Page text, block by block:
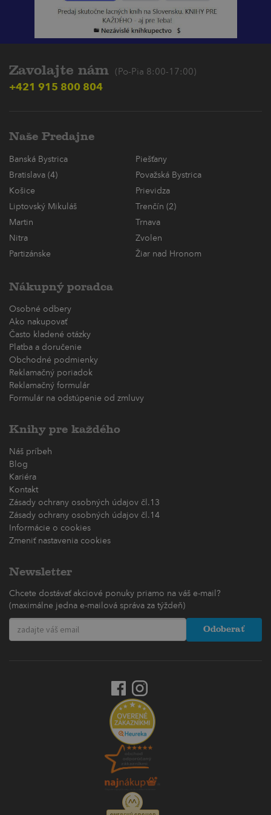
Zavolajte nám (Po-Pia 8:00-17:00)
+421 915 800 804
Naše Predajne
Banská Bystrica
Piešťany
Bratislava (4)
Považská Bystrica
Košice
Prievidza
Liptovský Mikuláš
Trenčín (2)
Martin
Trnava
Nitra
Zvolen
Partizánske
Žiar nad Hronom
Nákupný poradca
Osobné odbery
Ako nakupovať
Často kladené otázky
Platba a doručenie
Obchodné podmienky
Reklamačný poriadok
Reklamačný formulár
Formulár na odstúpenie od zmluvy
Knihy pre každého
Náš príbeh
Blog
Kariéra
Kontakt
Zásady ochrany osobných údajov čl.13
Zásady ochrany osobných údajov čl.14
Informácie o cookies
Zmeniť nastavenia cookies
Newsletter
Chcete dostávať akciové ponuky priamo na váš e-mail?
(maximálne jedna e-mailová správa za týždeň)
Odoberať